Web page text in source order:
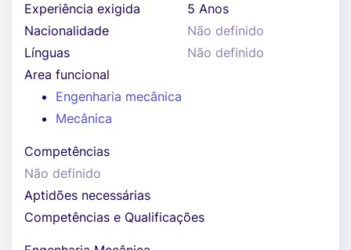
Experiência exigida
5 Anos
Nacionalidade
Não definido
Línguas
Não definido
Area funcional
Engenharia mecânica
Mecânica
Competências
Não definido
Aptidões necessárias
Competências e Qualificações